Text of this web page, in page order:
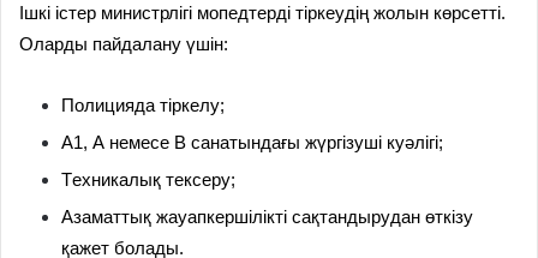
Ішкі істер министрлігі мопедтерді тіркеудің жолын көрсетті.
Оларды пайдалану үшін:
Полицияда тіркелу;
А1, А немесе В санатындағы жүргізуші куәлігі;
Техникалық тексеру;
Азаматтық жауапкершілікті сақтандырудан өткізу
қажет болады.